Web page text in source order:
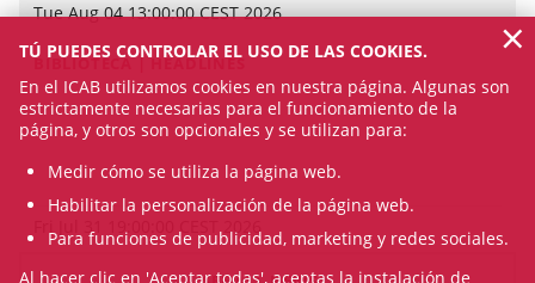
Tue Aug 04 13:00:00 CEST 2026
BIBLIOTECA | HEADLINES
Fri Jul 31 19:00:00 CEST 2026
TÚ PUEDES CONTROLAR EL USO DE LAS COOKIES.
En el ICAB utilizamos cookies en nuestra página. Algunas son
estrictamente necesarias para el funcionamiento de la
página, y otros son opcionales y se utilizan para:
Medir cómo se utiliza la página web.
Habilitar la personalización de la página web.
Para funciones de publicidad, marketing y redes sociales.
Al hacer clic en 'Aceptar todas', aceptas la instalación de
×